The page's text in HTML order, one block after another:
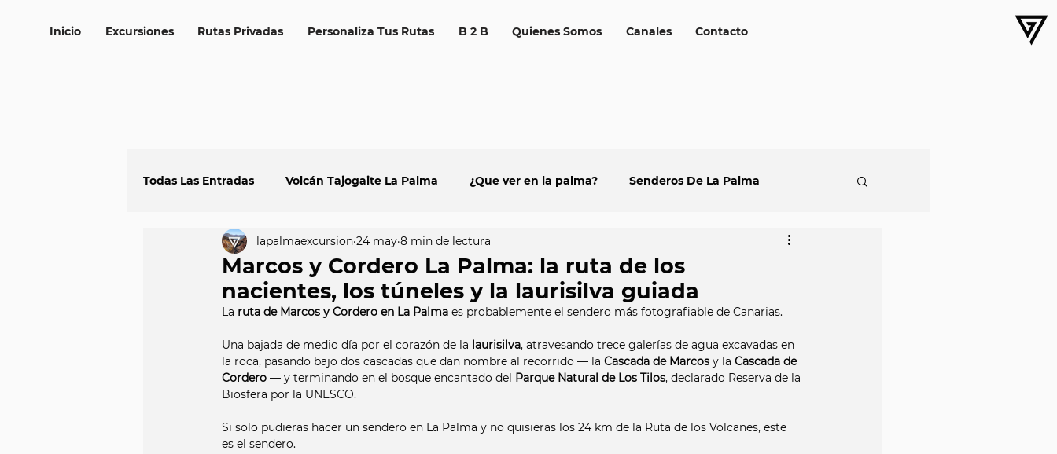
Inicio Excursiones Rutas Privadas Personaliza Tus Rutas B 2 B Quienes Somos Canales Contacto
Todas Las Entradas Volcán Tajogaite La Palma ¿Que ver en la palma? Senderos De La Palma
Playas de La Palma Volcanes de La Palma Tubos volcánicos
Miradores de La Palma
Marcos y Cordero La Palma: la ruta de los
nacientes, los túneles y la laurisilva guiada
lapalmaexcursion 24 may 8 min de lectura
La ruta de Marcos y Cordero en La Palma es probablemente el sendero más fotografiable de Canarias.
Una bajada de medio día por el corazón de la laurisilva, atravesando trece galerías de agua excavadas en
la roca, pasando bajo dos cascadas que dan nombre al recorrido — la Cascada de Marcos y la Cascada de
Cordero — y terminando en el bosque encantado del Parque Natural de Los Tilos, declarado Reserva de la
Biosfera por la UNESCO.
Si solo pudieras hacer un sendero en La Palma y no quisieras los 24 km de la Ruta de los Volcanes, este
es el sendero.